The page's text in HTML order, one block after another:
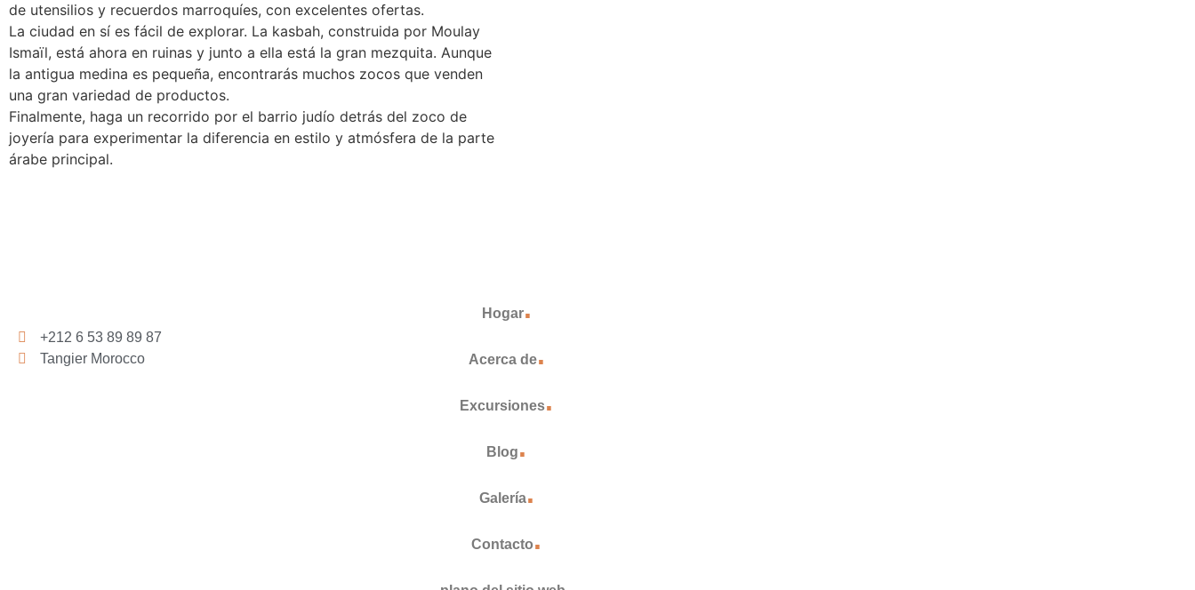
de utensilios y recuerdos marroquíes, con excelentes ofertas.
La ciudad en sí es fácil de explorar. La kasbah, construida por Moulay
Ismaïl, está ahora en ruinas y junto a ella está la gran mezquita. Aunque
la antigua medina es pequeña, encontrarás muchos zocos que venden
una gran variedad de productos.
Finalmente, haga un recorrido por el barrio judío detrás del zoco de
joyería para experimentar la diferencia en estilo y atmósfera de la parte
árabe principal.
+212 6 53 89 89 87
Tangier Morocco
Hogar.
Acerca de.
Excursiones.
Blog.
Galería.
Contacto.